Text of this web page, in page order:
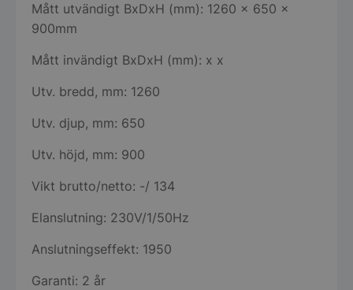
Mått utvändigt BxDxH (mm): 1260 x 650 x
900mm
Mått invändigt BxDxH (mm): x x
Utv. bredd, mm: 1260
Utv. djup, mm: 650
Utv. höjd, mm: 900
Vikt brutto/netto: -/ 134
Elanslutning: 230V/1/50Hz
Anslutningseffekt: 1950
Garanti: 2 år